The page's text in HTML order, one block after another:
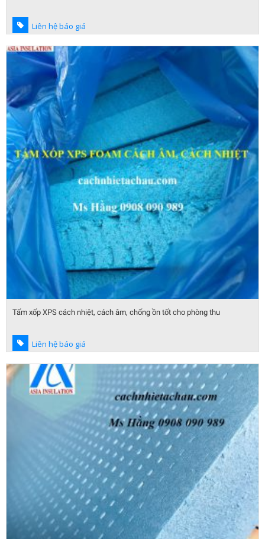
Liên hệ báo giá
Tấm xốp XPS cách nhiệt, cách âm, chống ồn tốt cho phòng thu
Liên hệ báo giá